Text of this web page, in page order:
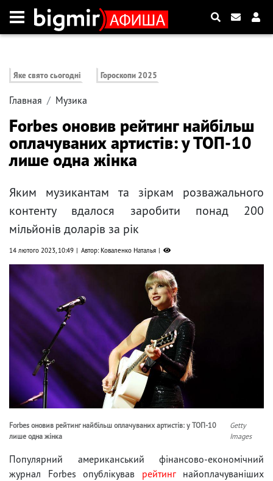
Яке свято сьогодні Гороскопи 2025
Главная Музика
Forbes оновив рейтинг найбільш
оплачуваних артистів: у ТОП-10
лише одна жінка
Яким музикантам та зіркам розважального
контенту вдалося заробити понад 200
мільйонів доларів за рік
14 лютого 2023, 10:49 Автор: Коваленко Наталья
Forbes оновив рейтинг найбільш оплачуваних артистів: у ТОП-10
лише одна жінка
Getty
Images
Популярний американський фінансово-економічний
журнал Forbes опублікував рейтингнайоплачуваніших